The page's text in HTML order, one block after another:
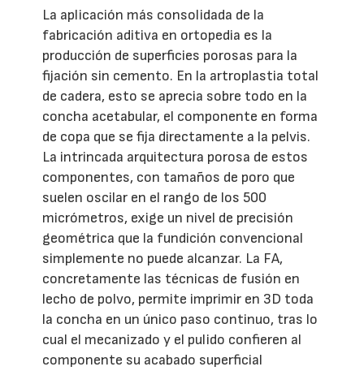
La aplicación más consolidada de la
fabricación aditiva en ortopedia es la
producción de superficies porosas para la
fijación sin cemento. En la artroplastia total
de cadera, esto se aprecia sobre todo en la
concha acetabular, el componente en forma
de copa que se fija directamente a la pelvis.
La intrincada arquitectura porosa de estos
componentes, con tamaños de poro que
suelen oscilar en el rango de los 500
micrómetros, exige un nivel de precisión
geométrica que la fundición convencional
simplemente no puede alcanzar. La FA,
concretamente las técnicas de fusión en
lecho de polvo, permite imprimir en 3D toda
la concha en un único paso continuo, tras lo
cual el mecanizado y el pulido confieren al
componente su acabado superficial